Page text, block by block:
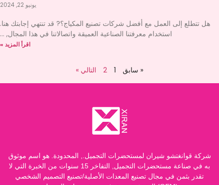
يونيو 22, 2024
هل تتطلع إلى العمل مع أفضل شركات تصنيع المكياج؟? قد تنتهي إجابتك هنا.
استخدام معرفتنا الصناعية العميقة واتصالاتنا في هذا المجال,
اقرأ المزيد »
« سابق 1
2 التالي »
شركة قوانغتشو شيران لمستحضرات التجميل., المحدودة. هو اسم موثوق
به في صناعة مستحضرات التجميل, التفاخر 15 سنوات من الخبرة التي لا
تقدر بثمن في مجال تصنيع المعدات الأصلية/تصنيع التصميم الشخصي